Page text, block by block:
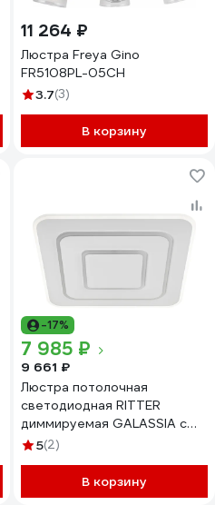
11 264 ₽
Люстра Freya Gino
FR5108PL-05CH
3.7(3)
В корзину
-17%
7 985 ₽
9 661 ₽
Люстра потолочная
светодиодная RITTER
диммируемая GALASSIA с
ДУ 3 режима 470x470x55
2700K+6400K/4200K/
43м белый 51582 5
5(2)
В корзину